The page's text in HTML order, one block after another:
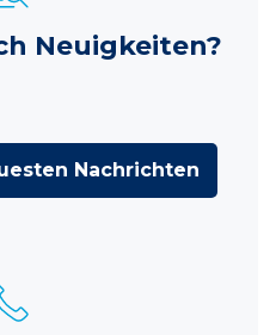
Neuigkeiten?
Nachrichten